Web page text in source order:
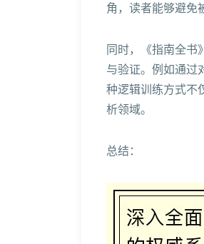
角，读者能够避免
同时，《指南全书
与验证。例如通过
种逻辑训练方式不
析领域。
总结：